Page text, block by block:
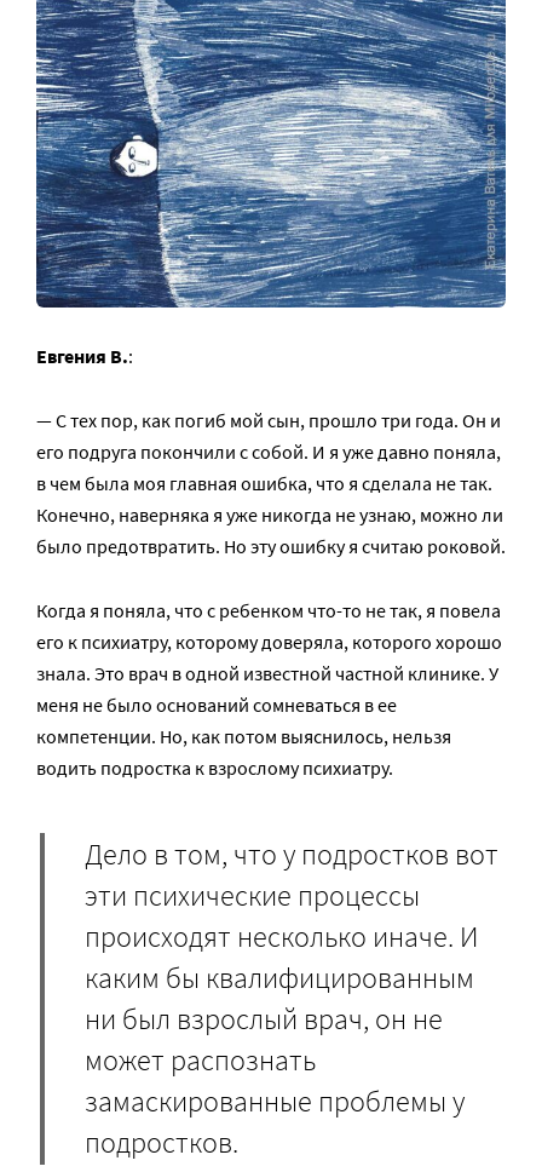
Евгения В.:
— С тех пор, как погиб мой сын, прошло три года. Он и
его подруга покончили с собой. И я уже давно поняла,
в чем была моя главная ошибка, что я сделала не так.
Конечно, наверняка я уже никогда не узнаю, можно ли
было предотвратить. Но эту ошибку я считаю роковой.
Когда я поняла, что с ребенком что-то не так, я повела
его к психиатру, которому доверяла, которого хорошо
знала. Это врач в одной известной частной клинике. У
меня не было оснований сомневаться в ее
компетенции. Но, как потом выяснилось, нельзя
водить подростка к взрослому психиатру.
Дело в том, что у подростков вот
эти психические процессы
происходят несколько иначе. И
каким бы квалифицированным
ни был взрослый врач, он не
может распознать
замаскированные проблемы у
подростков.